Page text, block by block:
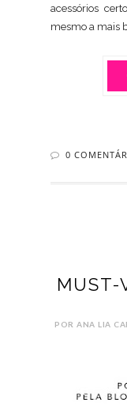
acessórios
mesmo a mais
0
MUST-
POR ANA LIA